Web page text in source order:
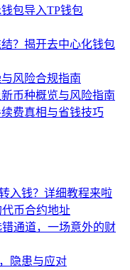
包导入TP钱包
？揭开去中心化钱包
风险合规指南
币种概览与风险指南
费真相与省钱技巧
入钱？详细教程来啦
币合约地址
通道，一场意外的财
隐患与应对